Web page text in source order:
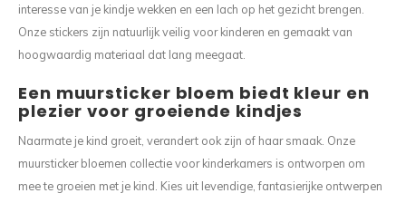
interesse van je kindje wekken en een lach op het gezicht brengen.
Onze stickers zijn natuurlijk veilig voor kinderen en gemaakt van
hoogwaardig materiaal dat lang meegaat.
Een muursticker bloem biedt kleur en
plezier voor groeiende kindjes
Naarmate je kind groeit, verandert ook zijn of haar smaak. Onze
muursticker bloemen collectie voor kinderkamers is ontworpen om
mee te groeien met je kind. Kies uit levendige, fantasierijke ontwerpen